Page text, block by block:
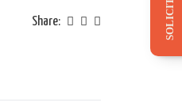
Share: